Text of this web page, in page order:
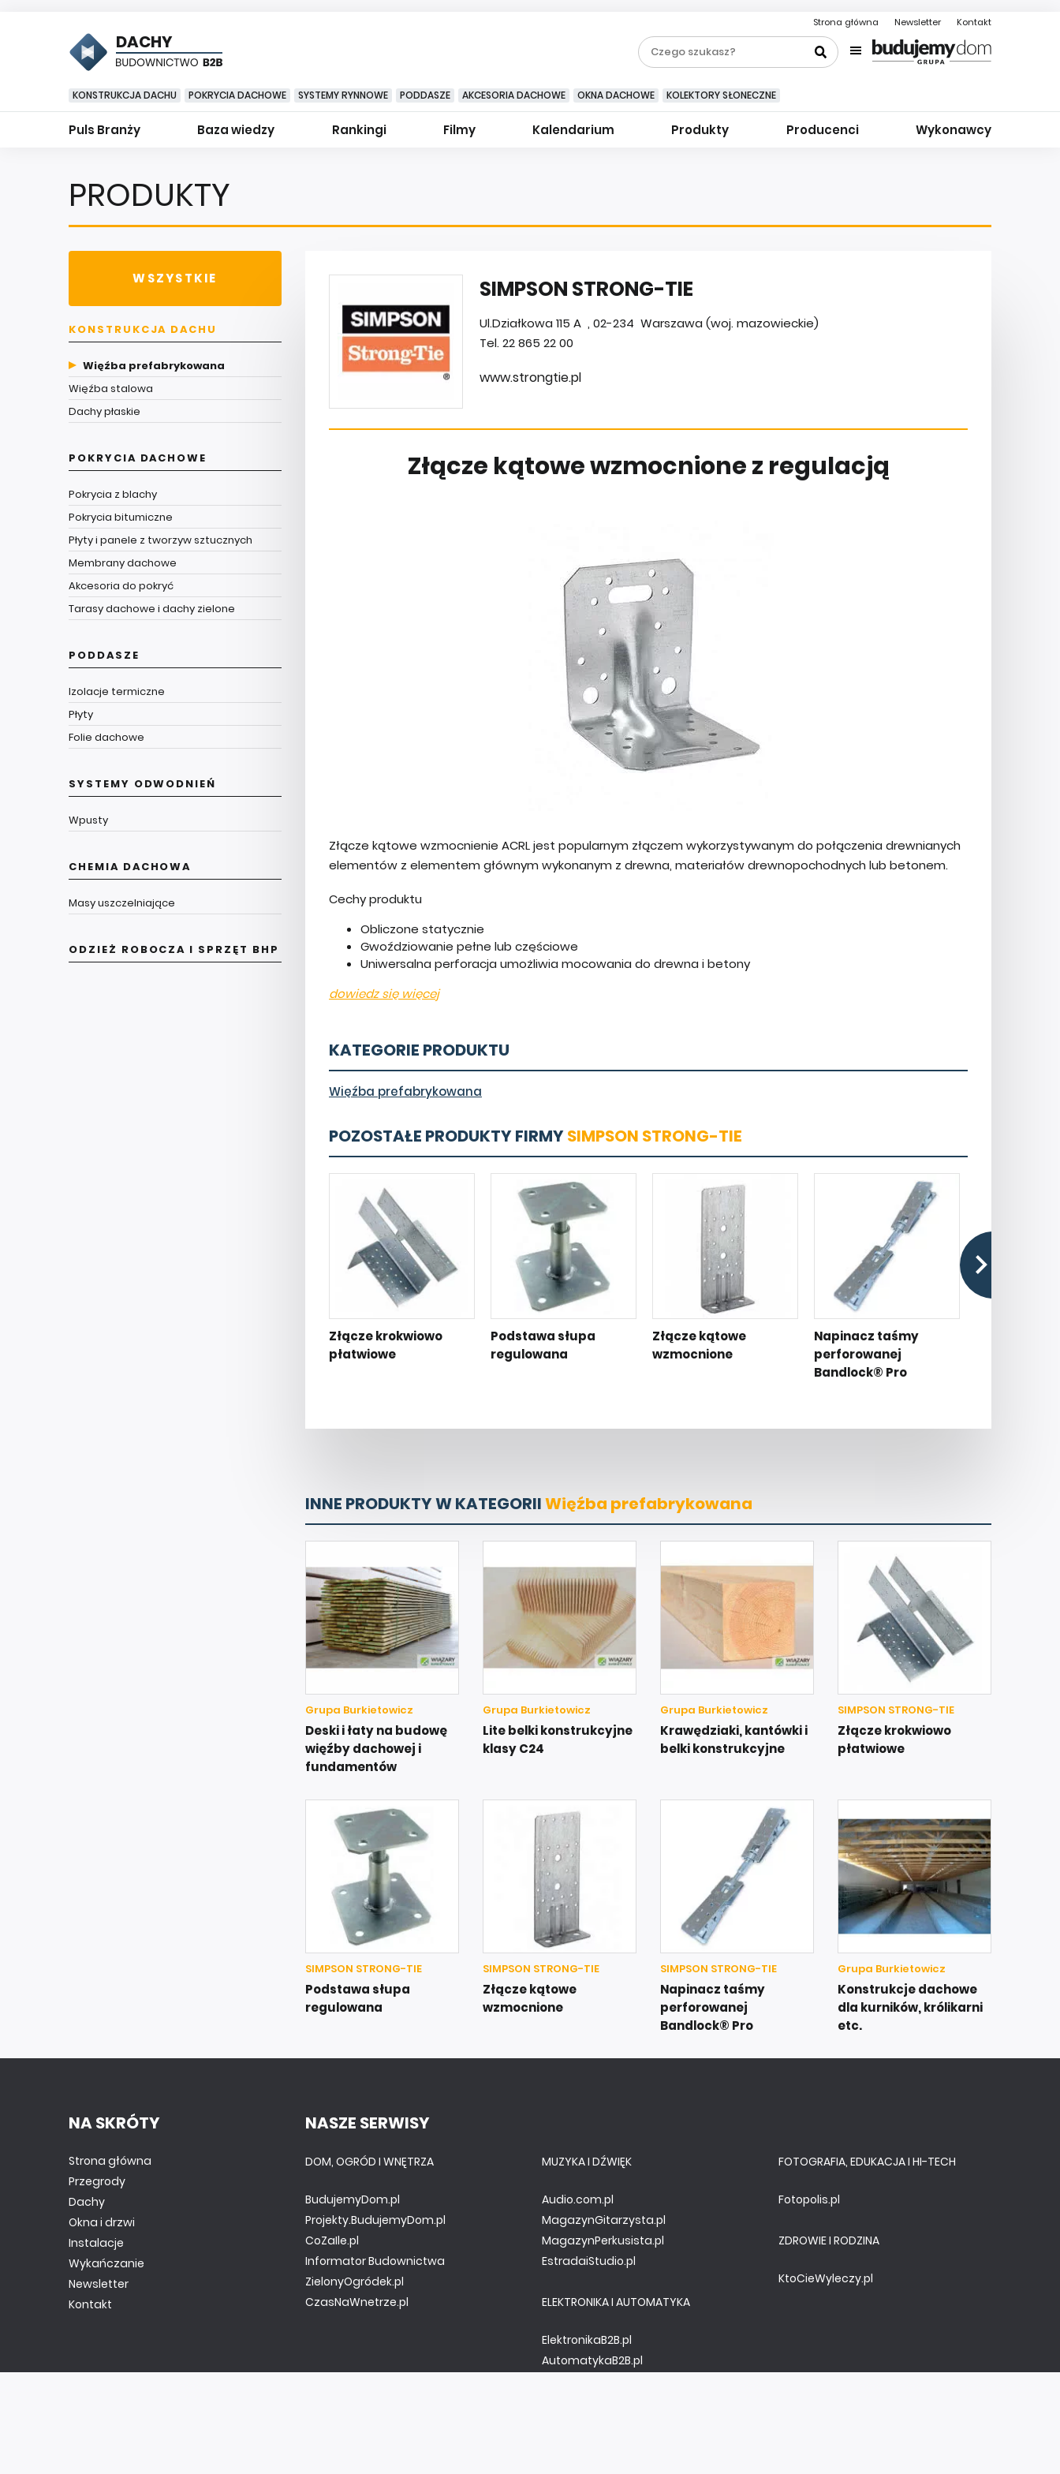
Strona główna Newsletter Kontakt
DACHY
KONSTRUKCJA DACHU POKRYCIA DACHOWE SYSTEMY RYNNOWE PODDASZE AKCESORIA DACHOWE OKNA DACHOWE KOLEKTORY SŁONECZNE
Puls Branży Baza wiedzy Rankingi Filmy Kalendarium Produkty Producenci Wykonawcy
PRODUKTY
WSZYSTKIE
KONSTRUKCJA DACHU
Więźba prefabrykowana
Więźba stalowa
Dachy płaskie
POKRYCIA DACHOWE
Pokrycia z blachy
Pokrycia bitumiczne
Płyty i panele z tworzyw sztucznych
Membrany dachowe
Akcesoria do pokryć
Tarasy dachowe i dachy zielone
PODDASZE
Izolacje termiczne
Płyty
Folie dachowe
SYSTEMY ODWODNIEŃ
Wpusty
CHEMIA DACHOWA
Masy uszczelniające
ODZIEŻ ROBOCZA I SPRZĘT BHP
SIMPSON STRONG-TIE
Ul.Działkowa 115 A , 02-234 Warszawa (woj. mazowieckie)
Tel. 22 865 22 00
www.strongtie.pl
Złącze kątowe wzmocnione z regulacją
Złącze kątowe wzmocnienie ACRL jest popularnym złączem wykorzystywanym do połączenia drewnianych
elementów z elementem głównym wykonanym z drewna, materiałów drewnopochodnych lub betonem.
Cechy produktu
Obliczone statycznie
Gwoździowanie pełne lub częściowe
Uniwersalna perforacja umożliwia mocowania do drewna i betony
dowiedz się więcej
KATEGORIE PRODUKTU
Więźba prefabrykowana
POZOSTAŁE PRODUKTY FIRMYSIMPSON STRONG-TIE
Złącze krokwiowo
płatwiowe
Podstawa słupa
regulowana
Złącze kątowe
wzmocnione
Napinacz taśmy
perforowanej
Bandlock® Pro
INNE PRODUKTY W KATEGORIIWięźba prefabrykowana
Grupa Burkietowicz
Deski i łaty na budowę
więźby dachowej i
fundamentów
Grupa Burkietowicz
Lite belki konstrukcyjne
klasy C24
Grupa Burkietowicz
Krawędziaki, kantówki i
belki konstrukcyjne
SIMPSON STRONG-TIE
Złącze krokwiowo
płatwiowe
SIMPSON STRONG-TIE
Podstawa słupa
regulowana
SIMPSON STRONG-TIE
Złącze kątowe
wzmocnione
SIMPSON STRONG-TIE
Napinacz taśmy
perforowanej
Bandlock® Pro
Grupa Burkietowicz
Konstrukcje dachowe
dla kurników, królikarni
etc.
NA SKRÓTY
Strona główna
Przegrody
Dachy
Okna i drzwi
Instalacje
Wykańczanie
Newsletter
Kontakt
NASZE SERWISY
DOM, OGRÓD I WNĘTRZA
BudujemyDom.pl
Projekty.BudujemyDom.pl
CoZaIle.pl
Informator Budownictwa
ZielonyOgródek.pl
CzasNaWnetrze.pl
MUZYKA I DŹWIĘK
Audio.com.pl
MagazynGitarzysta.pl
MagazynPerkusista.pl
EstradaiStudio.pl
ELEKTRONIKA I AUTOMATYKA
ElektronikaB2B.pl
AutomatykaB2B.pl
FOTOGRAFIA, EDUKACJA I HI-TECH
Fotopolis.pl
ZDROWIE I RODZINA
KtoCieWyleczy.pl